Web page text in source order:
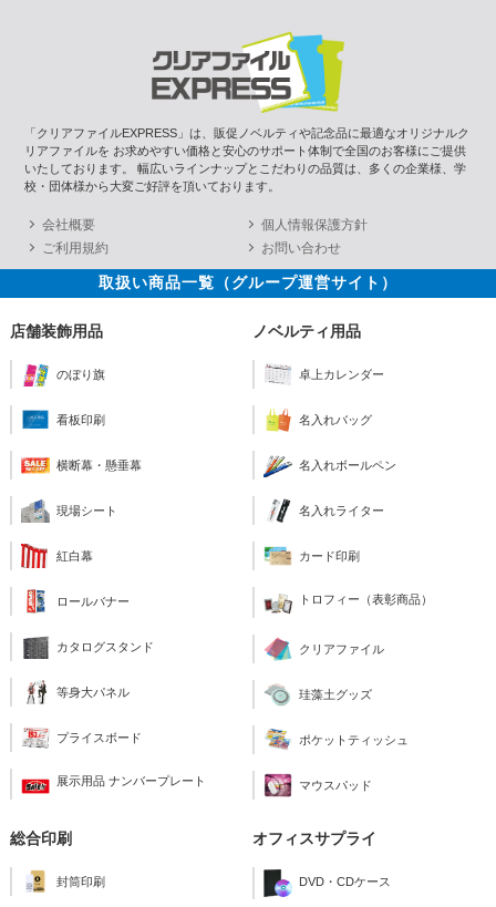
「クリアファイルEXPRESS」は、販促ノベルティや記念品に最適なオリジナルク
リアファイルを お求めやすい価格と安心のサポート体制で全国のお客様にご提供
いたしております。 幅広いラインナップとこだわりの品質は、多くの企業様、学
校・団体様から大変ご好評を頂いております。
会社概要
個人情報保護方針
ご利用規約
お問い合わせ
取扱い商品一覧（グループ運営サイト）
店舗装飾用品
のぼり旗
看板印刷
横断幕・懸垂幕
現場シート
紅白幕
ロールバナー
カタログスタンド
等身大パネル
プライスボード
展示用品 ナンバープレート
ノベルティ用品
卓上カレンダー
名入れバッグ
名入れボールペン
名入れライター
カード印刷
トロフィー（表彰商品）
クリアファイル
珪藻土グッズ
ポケットティッシュ
マウスパッド
総合印刷
封筒印刷
オフィスサプライ
DVD・CDケース